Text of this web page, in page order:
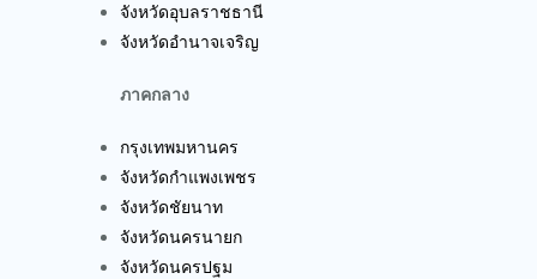
จังหวัดอุบลราชธานี
จังหวัดอำนาจเจริญ
ภาคกลาง
กรุงเทพมหานคร
จังหวัดกำแพงเพชร
จังหวัดชัยนาท
จังหวัดนครนายก
จังหวัดนครปฐม